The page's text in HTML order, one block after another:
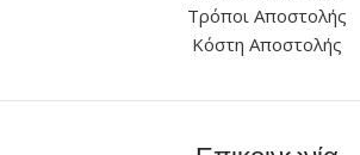
Τρόποι Αποστολής
Κόστη Αποστολής